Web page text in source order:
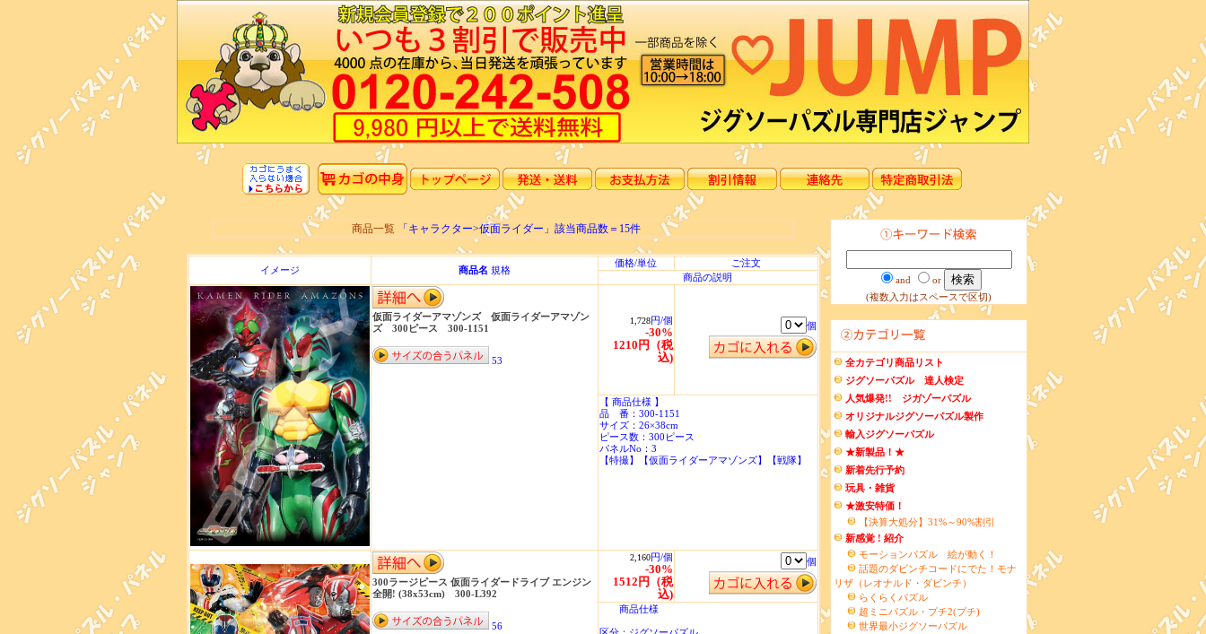
商品一覧 「キャラクター>仮面ライダー」該当商品数＝15件
イメージ 商品名 規格
価格/単位
ご注文
商品の説明
仮面ライダーアマゾンズ 仮面ライダーアマゾン
ズ 300ピース 300-1151
53
1,728円/個
-30%
1210円（税
込)
個
【 商品仕様 】
品 番：300-1151
サイズ：26×38cm
ピース数：300ピース
パネルNo：3
【特撮】【仮面ライダーアマゾンズ】【戦隊】
300ラージピース 仮面ライダードライブ エンジン
全開! (38x53cm) 300-L392
56
2,160円/個
-30%
1512円（税
込)
個
商品仕様
and
or
(複数入力はスペースで区切)
全カテゴリ商品リスト
ジグソーパズル 達人検定
人気爆発!! ジガゾーパズル
オリジナルジグソーパズル製作
輸入ジグソーパズル
★新製品！★
新着先行予約
玩具・雑貨
★激安特価！
【決算大処分】31%～90%割引
新感覚 ! 紹介
モーションパズル 絵が動く！
話題のダビンチコードにでた！モナ
リザ（レオナルド・ダビンチ）
らくらくパズル
超ミニパズル・プチ2(プチ)
世界最小ジグソーパズル